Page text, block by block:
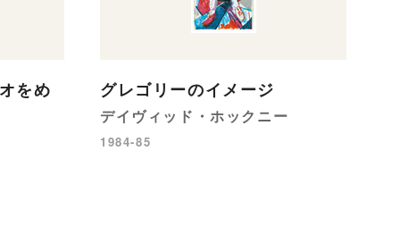
をめ
グレゴリーのイメージ
デイヴィッド・ホックニー
1984-85